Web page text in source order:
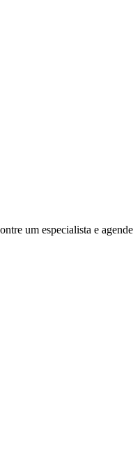
um especialista e agende